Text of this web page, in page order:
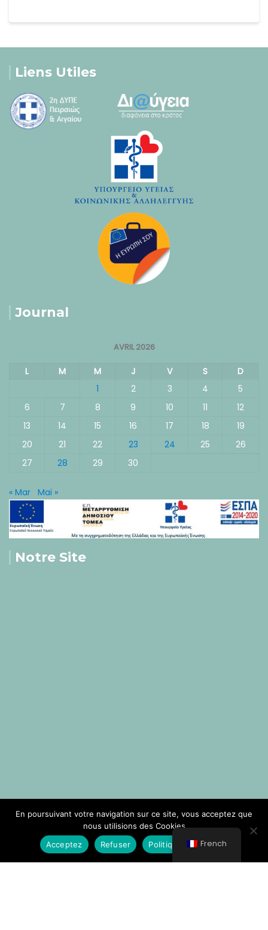
Liens Utiles
Journal
AVRIL 2026
L M M J V S
D
1
2 3 4
5
6
7 8 9 10 11
12
13
14 15 16 17 18
19
20
21 22 23 24 25
26
27
28 29 30
« Mar Mai »
Notre Site
French
En poursuivant votre navigation sur ce site, vous acceptez que
nous utilisions des Cookies
Acceptez
Refuser Politique de Cookies